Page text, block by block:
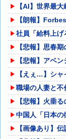
【AI】世界最
【朗報】
社員「給料上げ
【悲報】思春
【悲報】アベ
【えぇ…】シ
職場の人妻と不
【悲報】火垂
中国人「日本の
【画像あり】